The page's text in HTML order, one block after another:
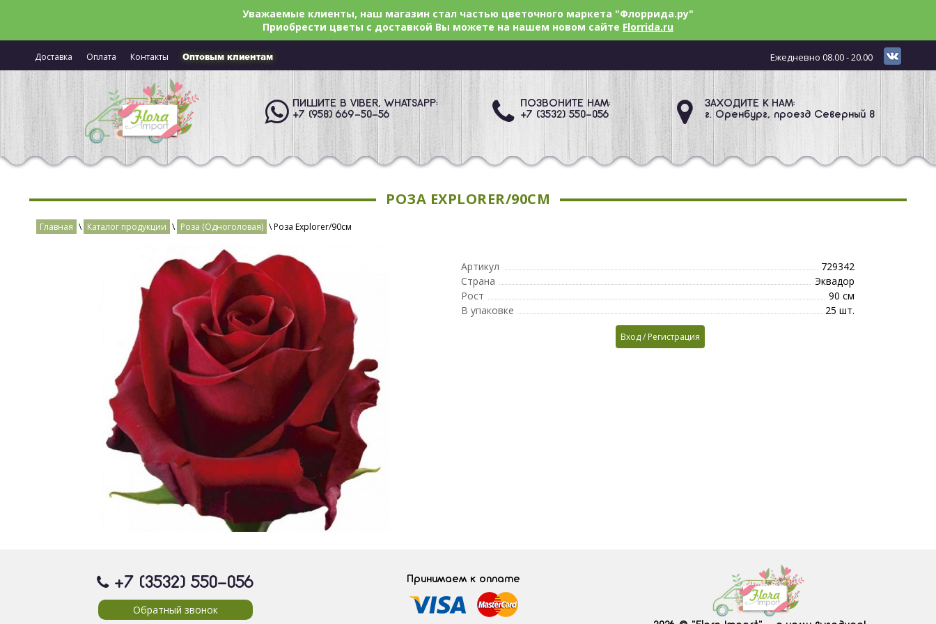
Уважаемые клиенты, наш магазин стал частью цветочного маркета "Флоррида.ру"
Приобрести цветы с доставкой Вы можете на нашем новом сайте Florrida.ru
Доставка Оплата Контакты Оптовым клиентам Ежедневно 08.00 - 20.00
ПИШИТЕ В VIBER, WHATSAPP:
+7 (958) 669-50-56
ПОЗВОНИТЕ НАМ:
+7 (3532) 550-056
ЗАХОДИТЕ К НАМ:
г. Оренбург, проезд Северный 8
РОЗА EXPLORER/90СМ
Главная \ Каталог продукции \ Роза (Одноголовая) \ Роза Explorer/90см
Артикул
729342
Страна
Эквадор
Рост
90 см
В упаковке
25 шт.
Вход / Регистрация
+7 (3532) 550-056
Обратный звонок
Принимаем к оплате